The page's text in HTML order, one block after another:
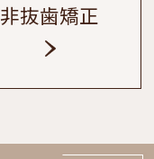
非抜歯矯正